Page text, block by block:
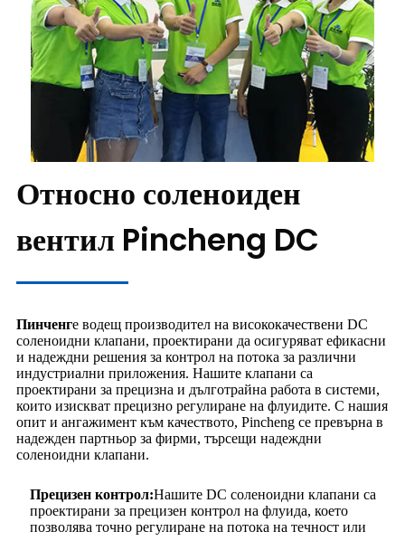
Относно соленоиден
вентил Pincheng DC
Пинченге водещ производител на висококачествени DC
соленоидни клапани, проектирани да осигуряват ефикасни
и надеждни решения за контрол на потока за различни
индустриални приложения. Нашите клапани са
проектирани за прецизна и дълготрайна работа в системи,
които изискват прецизно регулиране на флуидите. С нашия
опит и ангажимент към качеството, Pincheng се превърна в
надежден партньор за фирми, търсещи надеждни
соленоидни клапани.
Прецизен контрол:Нашите DC соленоидни клапани са
проектирани за прецизен контрол на флуида, което
позволява точно регулиране на потока на течност или